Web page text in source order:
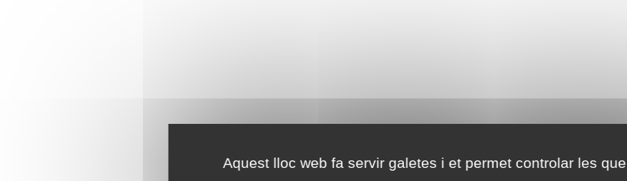
Aquest lloc web fa servir galetes i et permet controlar les